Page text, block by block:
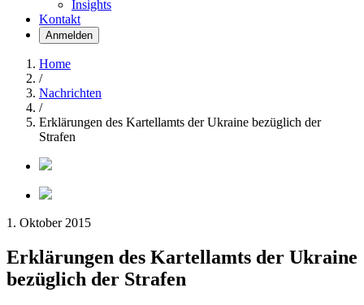
Insights
Kontakt
Anmelden
Home
/
Nachrichten
/
Erklärungen des Kartellamts der Ukraine bezüglich der
Strafen
1. Oktober 2015
Erklärungen des Kartellamts der Ukraine
bezüglich der Strafen